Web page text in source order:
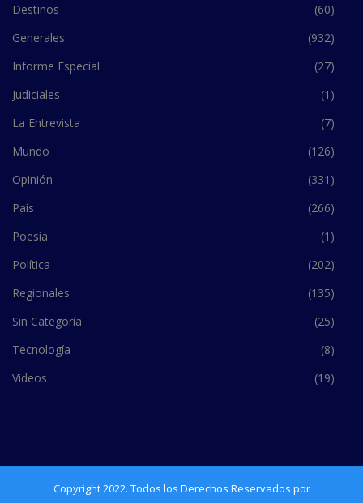
Destinos
(60)
Generales
(932)
Informe Especial
(27)
Judiciales
(1)
La Entrevista
(7)
Mundo
(126)
Opinión
(331)
País
(266)
Poesía
(1)
Política
(202)
Regionales
(135)
Sin Categoría
(25)
Tecnología
(8)
Videos
(19)
Copyright 2022. Todos los Derechos Reservados por